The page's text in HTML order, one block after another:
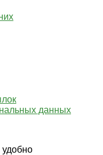
данных